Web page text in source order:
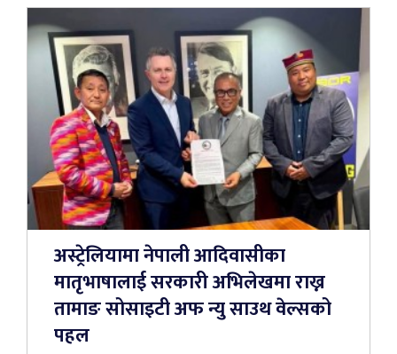
अस्ट्रेलियामा नेपाली आदिवासीका
मातृभाषालाई सरकारी अभिलेखमा राख्न
तामाङ सोसाइटी अफ न्यु साउथ वेल्सको
पहल